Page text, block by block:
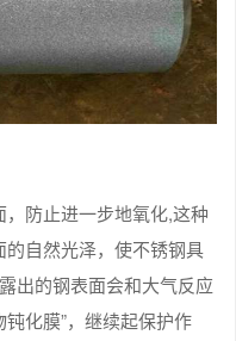
防止进一步地氧化,这种
自然光泽，使不锈钢具
出的钢表面会和大气反应
化膜”，继续起保护作